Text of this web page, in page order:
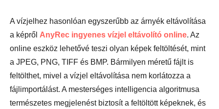
A vízjelhez hasonlóan egyszerűbb az árnyék eltávolítása
a képről AnyRec ingyenes vízjel eltávolító online. Az
online eszköz lehetővé teszi olyan képek feltöltését, mint
a JPEG, PNG, TIFF és BMP. Bármilyen méretű fájlt is
feltölthet, mivel a vízjel eltávolítása nem korlátozza a
fájlimportálást. A mesterséges intelligencia algoritmusa
természetes megjelenést biztosít a feltöltött képeknek, és